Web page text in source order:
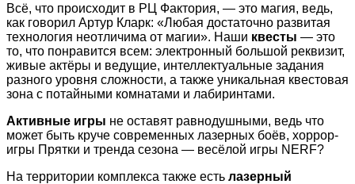
Всё, что происходит в РЦ Фактория, — это магия, ведь,
как говорил Артур Кларк: «Любая достаточно развитая
технология неотличима от магии». Наши квесты — это
то, что понравится всем: электронный большой реквизит,
живые актёры и ведущие, интеллектуальные задания
разного уровня сложности, а также уникальная квестовая
зона с потайными комнатами и лабиринтами.
Активные игры не оставят равнодушными, ведь что
может быть круче современных лазерных боёв, хоррор-
игры Прятки и тренда сезона — весёлой игры NERF?
На территории комплекса также есть лазерный